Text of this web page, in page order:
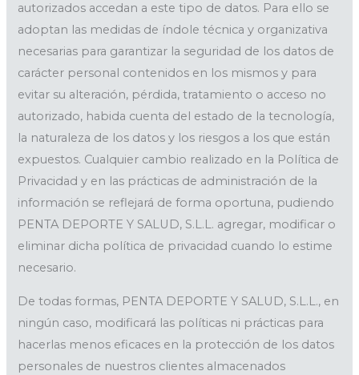
autorizados accedan a este tipo de datos. Para ello se
adoptan las medidas de índole técnica y organizativa
necesarias para garantizar la seguridad de los datos de
carácter personal contenidos en los mismos y para
evitar su alteración, pérdida, tratamiento o acceso no
autorizado, habida cuenta del estado de la tecnología,
la naturaleza de los datos y los riesgos a los que están
expuestos. Cualquier cambio realizado en la Política de
Privacidad y en las prácticas de administración de la
información se reflejará de forma oportuna, pudiendo
PENTA DEPORTE Y SALUD, S.L.L. agregar, modificar o
eliminar dicha política de privacidad cuando lo estime
necesario.
De todas formas, PENTA DEPORTE Y SALUD, S.L.L., en
ningún caso, modificará las políticas ni prácticas para
hacerlas menos eficaces en la protección de los datos
personales de nuestros clientes almacenados